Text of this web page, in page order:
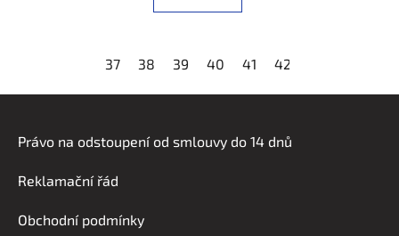
37 38 39 40 41 42
Právo na odstoupení od smlouvy do 14 dnů
Reklamační řád
Obchodní podmínky